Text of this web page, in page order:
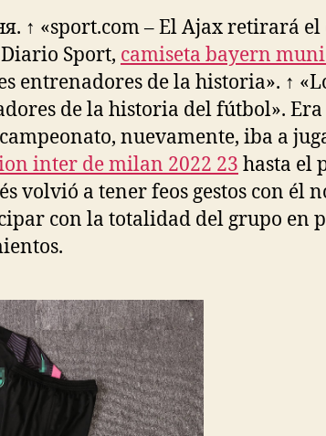
↑ «sport.com – El Ajax retirará
Sport, camiseta bayern
entrenadores de la historia». ↑
de la historia del fútbol». Era
nuevamente, iba a
inter de milan 2022 23 hasta el
volvió a tener feos gestos con él
con la totalidad del grupo en